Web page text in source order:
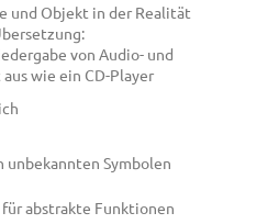
und Objekt in der Realität
von Audio- und
wie ein CD-Player
unbekannten Symbolen
abstrakte Funktionen